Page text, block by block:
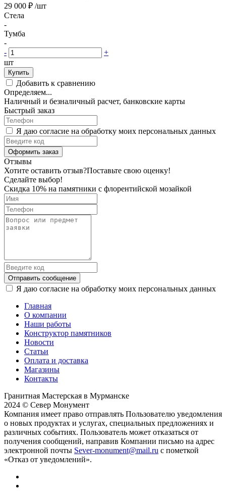
29 000 ₽ /шт
Стела
-
Тумба
-
-
+
шт
Купить
Добавить к сравнению
Определяем...
Наличный и безналичный расчет, банковские карты
Быстрый заказ
Я даю согласие на обработку моих персональных данных
Оформить заказ
Отзывы
Хотите оставить отзыв?Поставьте свою оценку!
Сделайте выбор!
Скидка 10% на памятники с флорентийской мозайкой
Отправить сообщение
Я даю согласие на обработку моих персональных данных
Главная
О компании
Наши работы
Конструктор памятников
Новости
Статьи
Оплата и доставка
Магазины
Контакты
Гранитная Мастерская в Мурманске
2024 © Север Монумент
Компания имеет право отправлять Пользователю уведомления
о новых продуктах и услугах, специальных предложениях и
различных событиях. Пользователь может отказаться от
получения сообщений, направив Компании письмо на адрес
электронной почты Sever-monument@mail.ru с пометкой
«Отказ от уведомлений».